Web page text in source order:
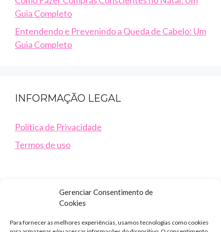
Gerenciar Consentimento de
Cookies
Para fornecer as melhores experiências, usamos tecnologias como cookies
Guia Completo
Entendendo e Prevenindo a Queda de Cabelo: Um
Guia Completo
INFORMAÇÃO LEGAL
Política de Privacidade
Termos de uso